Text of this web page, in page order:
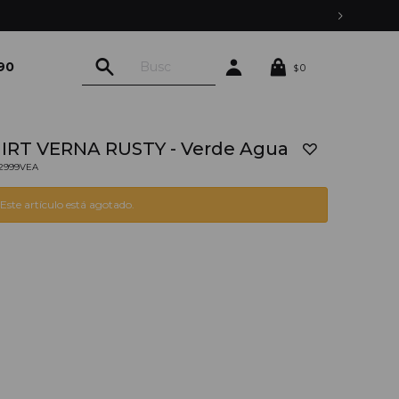
$0
VERNA RUSTY - Verde Agua
Este artículo está agotado.